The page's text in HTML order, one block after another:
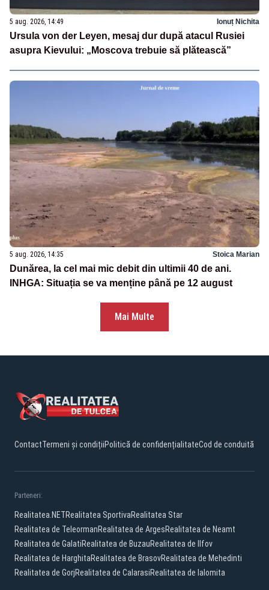
5 aug. 2026, 14:49 Ionuț Nichita
Ursula von der Leyen, mesaj dur după atacul Rusiei
asupra Kievului: „Moscova trebuie să plătească”
5 aug. 2026, 14:35 Stoica Marian
Dunărea, la cel mai mic debit din ultimii 40 de ani.
INHGA: Situația se va menține până pe 12 august
Mai Multe
ContactTermeni și condițiiPolitică de confidențialitateCod de conduită
Parteneri:
Realitatea.NETRealitatea SportivaRealitatea Star
Realitatea de TeleormanRealitatea de ArgesRealitatea de Neamt
Realitatea de GalatiRealitatea de BuzauRealitatea de Ilfov
Realitatea de HarghitaRealitatea de BrasovRealitatea de Mehedinti
Realitatea de GorjRealitatea de CalarasiRealitatea de Ialomita